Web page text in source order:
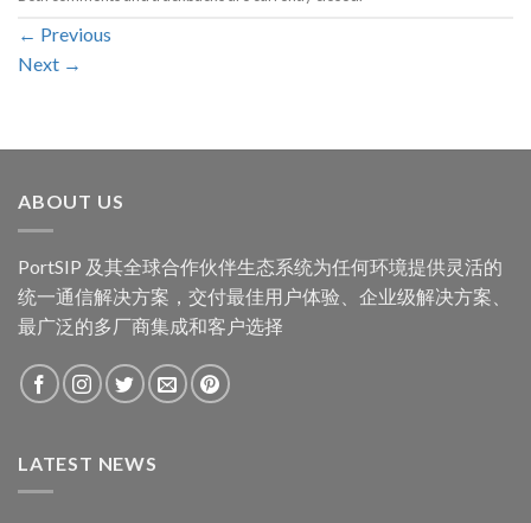
← Previous
Next →
ABOUT US
PortSIP 及其全球合作伙伴生态系统为任何环境提供灵活的
统一通信解决方案，交付最佳用户体验、企业级解决方案、
最广泛的多厂商集成和客户选择
LATEST NEWS